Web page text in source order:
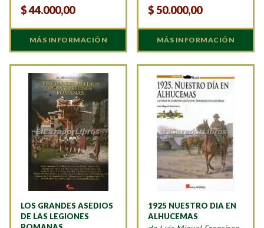
$44.000,00
MÁS INFORMACIÓN
$ 50.000,00
MÁS INFORMACIÓN
LOS GRANDES ASEDIOS
DE LAS LEGIONES
1925 NUESTRO DIA EN
ALHUCEMAS